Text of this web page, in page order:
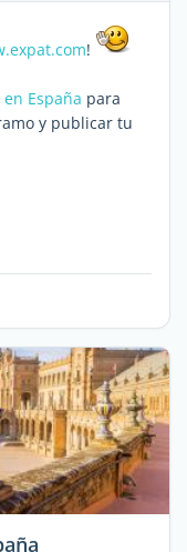
!
España para
y publicar tu